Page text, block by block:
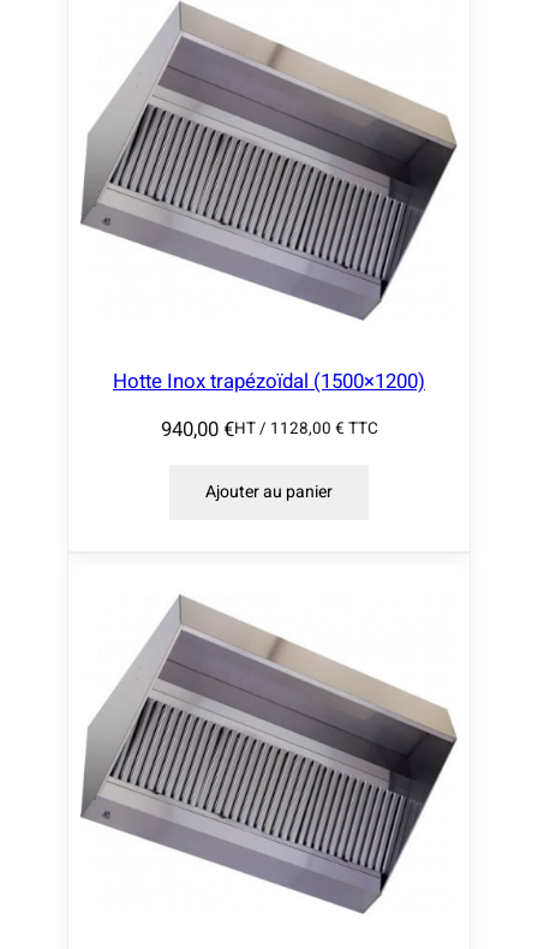
Hotte Inox trapézoïdal (1500×1200)
940,00€HT / 1128,00 € TTC
Ajouter au panier